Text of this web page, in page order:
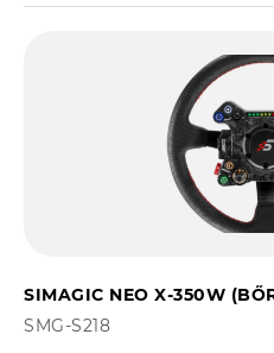
SIMAGIC NEO X-350W
SMG-S218